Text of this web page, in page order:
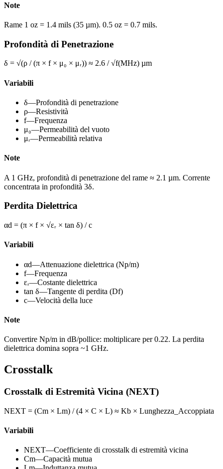
Note
Rame 1 oz = 1.4 mils (35 µm). 0.5 oz = 0.7 mils.
Profondità di Penetrazione
δ = √(ρ / (π × f × μ₀ × μᵣ)) ≈ 2.6 / √f(MHz) µm
Variabili
δ—Profondità di penetrazione
ρ—Resistività
f—Frequenza
μ₀—Permeabilità del vuoto
μᵣ—Permeabilità relativa
Note
A 1 GHz, profondità di penetrazione del rame ≈ 2.1 µm. Corrente
concentrata in profondità 3δ.
Perdita Dielettrica
αd = (π × f × √εᵣ × tan δ) / c
Variabili
αd—Attenuazione dielettrica (Np/m)
f—Frequenza
εᵣ—Costante dielettrica
tan δ—Tangente di perdita (Df)
c—Velocità della luce
Note
Convertire Np/m in dB/pollice: moltiplicare per 0.22. La perdita
dielettrica domina sopra ~1 GHz.
Crosstalk
Crosstalk di Estremità Vicina (NEXT)
NEXT = (Cm × Lm) / (4 × C × L) ≈ Kb × Lunghezza_Accoppiata
Variabili
NEXT—Coefficiente di crosstalk di estremità vicina
Cm—Capacità mutua